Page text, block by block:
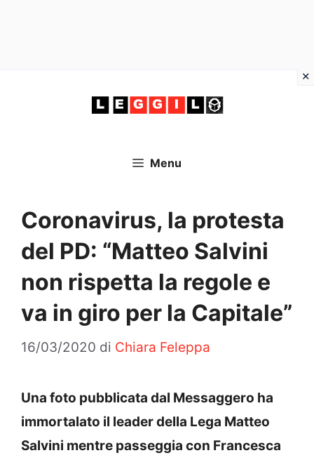
Menu
Coronavirus, la protesta
del PD: “Matteo Salvini
non rispetta la regole e
va in giro per la Capitale”
16/03/2020 di Chiara Feleppa
Una foto pubblicata dal Messaggero ha
immortalato il leader della Lega Matteo
Salvini mentre passeggia con Francesca